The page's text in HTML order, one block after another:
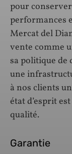
pour
performances
Mercat del
vente comme
sa politique de
une
à nos clients
état d’esprit
qualité.
Garantie